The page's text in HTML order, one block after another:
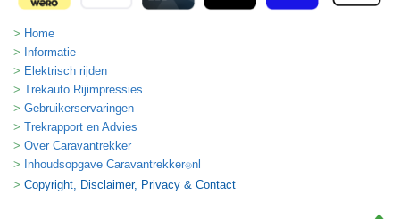
Home
Informatie
Elektrisch rijden
Trekauto Rijimpressies
Gebruikerservaringen
Trekrapport en Advies
Over Caravantrekker
Inhoudsopgave Caravantrekker🙂nl
Copyright, Disclaimer, Privacy & Contact